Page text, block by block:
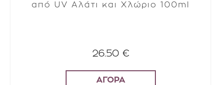
από UV Αλάτι και Χλώριο 100ml
26.50 €
ΑΓΟΡΑ